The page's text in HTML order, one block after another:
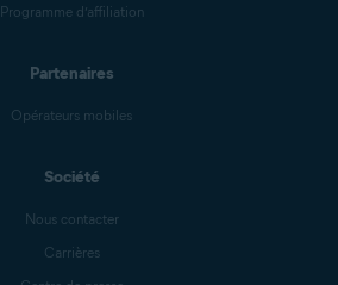
Programme d’affiliation
Partenaires
Opérateurs mobiles
Société
Nous contacter
Carrières